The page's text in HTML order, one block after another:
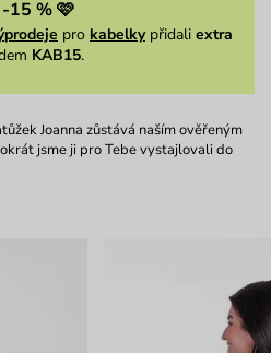
-15 % 🩷
pro kabelkypřidali extra
KAB15.
Joanna zůstává naším ověřeným
jsme ji pro Tebe vystajlovali do